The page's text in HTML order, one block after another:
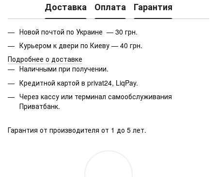
Доставка Оплата Гарантия
Новой почтой по Украине — 30 грн.
Курьером к двери по Киеву — 40 грн.
Подробнее о доставке
Наличными при получении.
Кредитной картой в privat24, LiqPay.
Через кассу или терминал самообслуживания
Приватбанк.
Гарантия от производителя от 1 до 5 лет.